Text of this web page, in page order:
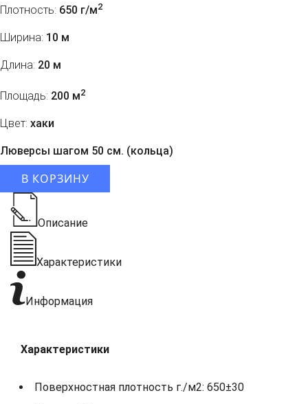
Плотность: 650 г/м2
Ширина: 10 м
Длина: 20 м
Площадь: 200 м2
Цвет: хаки
Люверсы шагом 50 см. (кольца)
В КОРЗИНУ
Описание
Характеристики
Информация
Характеристики
Поверхностная плотность г./м2: 650±30